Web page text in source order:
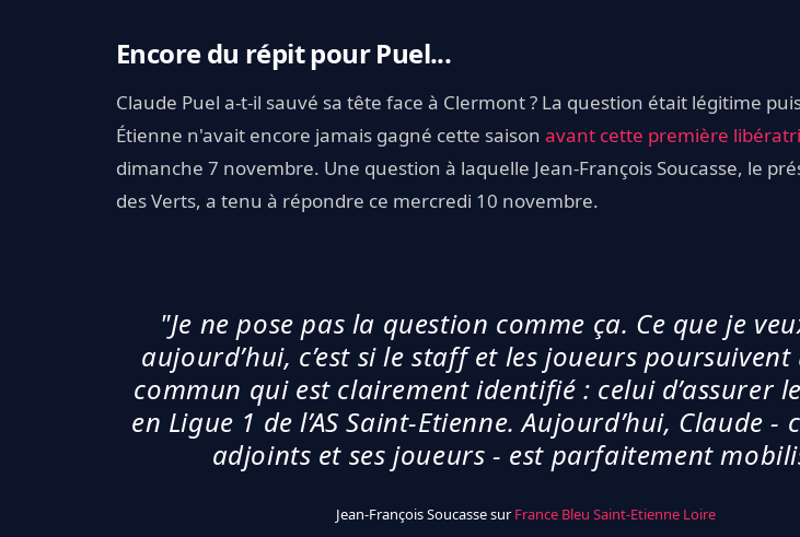
Encore du répit pour Puel...
Claude Puel a-t-il sauvé sa tête face à Clermont ? La question était légitime
Étienne n'avait encore jamais gagné cette saison avant cette première
dimanche 7 novembre. Une question à laquelle Jean-François Soucasse, le
des Verts, a tenu à répondre ce mercredi 10 novembre.
"Je ne pose pas la question comme ça. Ce que je
aujourd’hui, c’est si le staff et les joueurs
commun qui est clairement identifié : celui d’assurer
en Ligue 1 de l’AS Saint-Etienne. Aujourd’hui, Claude -
adjoints et ses joueurs - est parfaitement
Jean-François Soucasse sur France Bleu Saint-Etienne Loire